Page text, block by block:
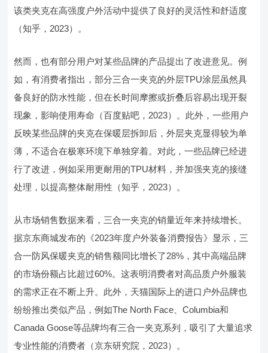
该类夹克在高强度户外活动中提供了良好的灵活性和舒适度
（知乎，2023）。
然而，也有部分用户对某些品牌的产品提出了改进意见。例
如，有消费者指出，部分三合一夹克的外层TPU涂层虽然具
备良好的防水性能，但在长时间摩擦或折叠后容易出现开裂
现象，影响使用寿命（百度贴吧，2023）。此外，一些用户
反映某些品牌的夹克在保暖层拆卸后，外层夹克显得较为单
薄，不适合在极寒环境下单独穿着。对此，一些品牌已经进
行了改进，例如采用更耐用的TPU材料，并加强夹克的接缝
处理，以提高整体耐用性（知乎，2023）。
从市场销售数据来看，三合一夹克的销量近年来持续增长。
据京东商城发布的《2023年度户外装备消费报告》显示，三
合一防风保暖夹克的销售额同比增长了28%，其中高端品牌
的市场份额占比超过60%。这表明消费者对高品质户外服装
的需求正在不断上升。此外，天猫国际上的进口户外品牌也
纷纷推出类似产品，例如The North Face、Columbia和
Canada Goose等品牌均有三合一夹克系列，吸引了大量追求
专业性能的消费者（京东研究院，2023）。